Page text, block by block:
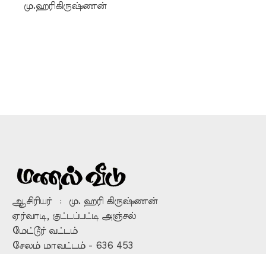
மு.ஹரிகிருஷ்ணன்
ஆசிரியர் : மு. ஹரி கிருஷ்ணன்
ஏர்வாடி, குட்டப்பட்டி அஞ்சல்
மேட்டூர் வட்டம்
சேலம் மாவட்டம் - 636 453